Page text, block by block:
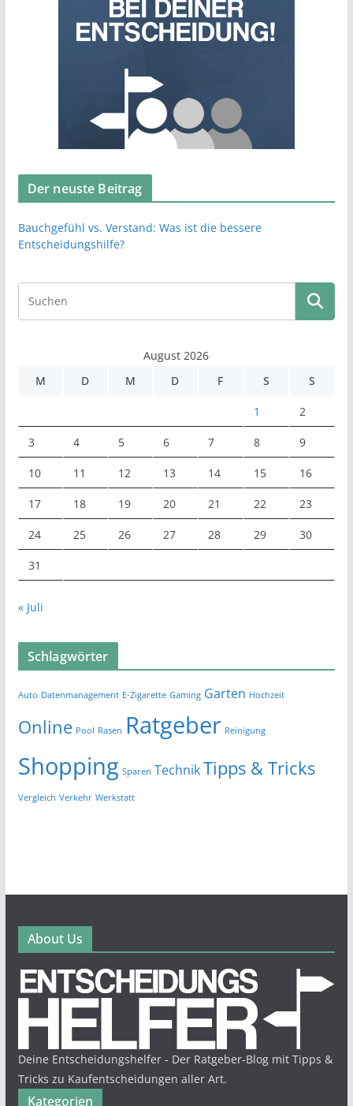
Der neuste Beitrag
Bauchgefühl vs. Verstand: Was ist die bessere
Entscheidungshilfe?
August 2026
M
D M D F S S
1 2
3 4 5 6 7 8 9
10 11 12 13 14 15 16
17 18 19 20 21 22 23
24 25 26 27 28 29 30
31
« Juli
Schlagwörter
Auto Datenmanagement E-Zigarette Gaming Garten Hochzeit
Online Pool Rasen Ratgeber Reinigung
Shopping Sparen TechnikTipps & Tricks
Vergleich Verkehr Werkstatt
About Us
Deine Entscheidungshelfer - Der Ratgeber-Blog mit Tipps &
Tricks zu Kaufentscheidungen aller Art.
Kategorien